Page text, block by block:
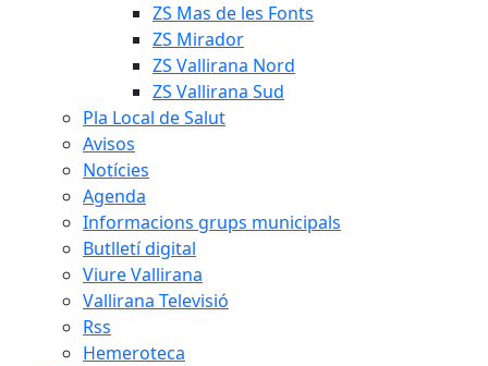
ZS Mas de les Fonts
ZS Mirador
ZS Vallirana Nord
ZS Vallirana Sud
Pla Local de Salut
Avisos
Notícies
Agenda
Informacions grups municipals
Butlletí digital
Viure Vallirana
Vallirana Televisió
Rss
Hemeroteca